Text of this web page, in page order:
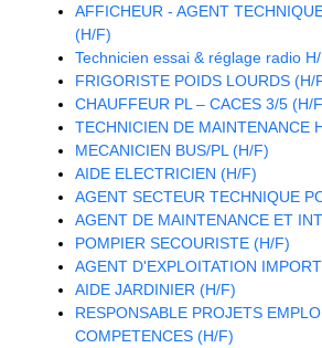
AFFICHEUR - AGENT
(H/F)
Technicien essai & réglage radio
FRIGORISTE POIDS LOURDS (H/
CHAUFFEUR PL – CACES 3/5 (H/
TECHNICIEN DE MAINTENANCE
MECANICIEN BUS/PL (H/F)
AIDE ELECTRICIEN (H/F)
AGENT SECTEUR TECHNIQUE
AGENT DE MAINTENANCE ET
POMPIER SECOURISTE (H/F)
AGENT D'EXPLOITATION
AIDE JARDINIER (H/F)
RESPONSABLE PROJETS
COMPETENCES (H/F)